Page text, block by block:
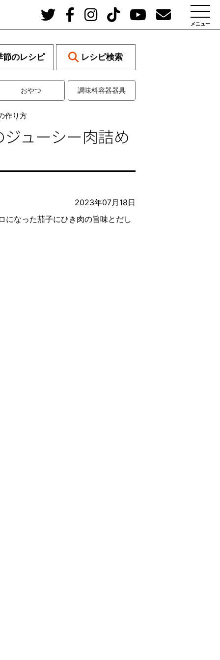
メニュー
節のレシピ レシピ検索
おやつ 調味料容器器具
作り方
ューシー肉詰め
2023年07月18日
になった茄子にひき肉の旨味とだし